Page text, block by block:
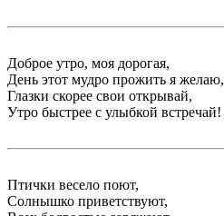
Доброе утро, моя дорогая,
День этот мудро прожить я желаю,
Глазки скорее свои открывай,
Утро быстрее с улыбкой встречай!
Птички весело поют,
Солнышко приветствуют,